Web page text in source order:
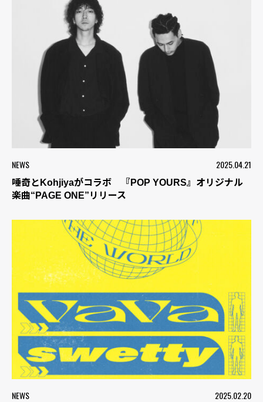
NEWS 2025.04.21
唾奇とKohjiyaがコラボ 『POP YOURS』オリジナル
楽曲“PAGE ONE”リリース
NEWS 2025.02.20